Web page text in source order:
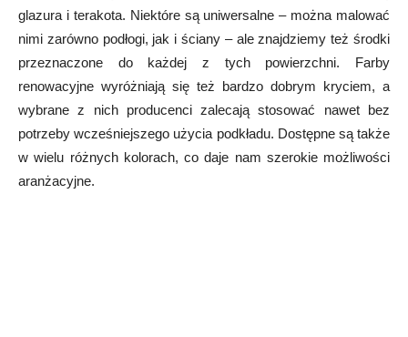
glazura i terakota. Niektóre są uniwersalne – można malować
nimi zarówno podłogi, jak i ściany – ale znajdziemy też środki
przeznaczone do każdej z tych powierzchni. Farby
renowacyjne wyróżniają się też bardzo dobrym kryciem, a
wybrane z nich producenci zalecają stosować nawet bez
potrzeby wcześniejszego użycia podkładu. Dostępne są także
w wielu różnych kolorach, co daje nam szerokie możliwości
aranżacyjne.